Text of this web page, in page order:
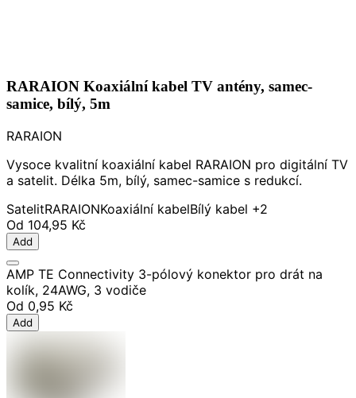
RARAION Koaxiální kabel TV antény, samec-
samice, bílý, 5m
RARAION
Vysoce kvalitní koaxiální kabel RARAION pro digitální TV
a satelit. Délka 5m, bílý, samec-samice s redukcí.
SatelitRARAIONKoaxiální kabelBílý kabel +2
Od 104,95 Kč
Add
AMP TE Connectivity 3-pólový konektor pro drát na
kolík, 24AWG, 3 vodiče
Od 0,95 Kč
Add